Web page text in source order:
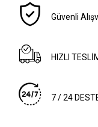
Güvenli
HIZLI
7 / 24